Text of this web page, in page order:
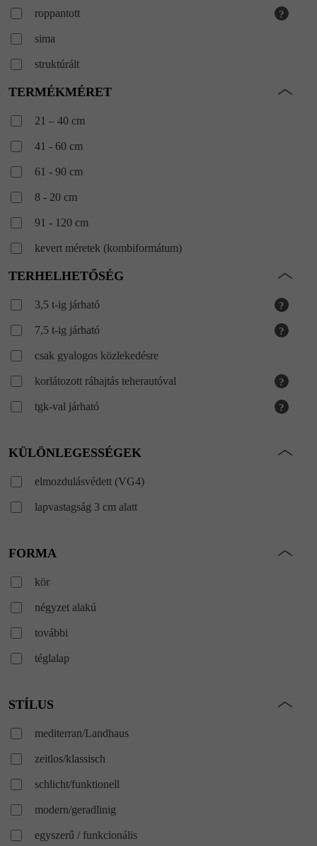
roppantott ?
sima
struktúrált
szemcseszórt és gyémántcsiszolt
szemcseszórt és gyémántcsiszolt
öregbített
TERMÉKMÉRET
21 – 40 cm
41 - 60 cm
61 - 90 cm
8 - 20 cm
91 - 120 cm
kevert méretek (kombiformátum)
kevert méretek (kombiformátum)
TERHELHETŐSÉG
3,5 t-ig járható ?
7,5 t-ig járható ?
csak gyalogos közlekedésre
korlátozott ráhajtás teherautóval ?
tgk-val járható ?
KÜLÖNLEGESSÉGEK
elmozdulásvédett (VG4)
lapvastagság 3 cm alatt
FORMA
kör
négyzet alakú
további
téglalap
STÍLUS
mediterran/Landhaus
zeitlos/klassisch
schlicht/funktionell
modern/geradlinig
egyszerű / funkcionális